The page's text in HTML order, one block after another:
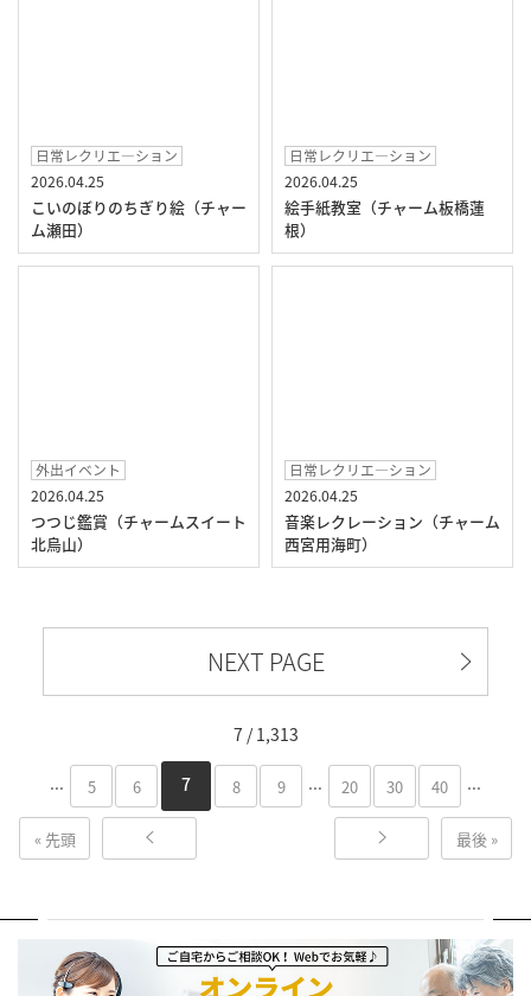
日常レクリエ―ション
2026.04.25
こいのぼりのちぎり絵（チャー
ム瀬田）
日常レクリエ―ション
2026.04.25
絵手紙教室（チャーム板橋蓮
根）
外出イベント
2026.04.25
つつじ鑑賞（チャームスイート
北烏山）
日常レクリエ―ション
2026.04.25
音楽レクレーション（チャーム
西宮用海町）
NEXT PAGE
7 / 1,313
« 先頭
... 5 6 7 8 9 ... 20 30 40 ...
最後 »